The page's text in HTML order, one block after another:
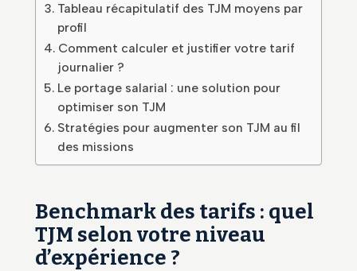
Tableau récapitulatif des TJM moyens par
profil
Comment calculer et justifier votre tarif
journalier ?
Le portage salarial : une solution pour
optimiser son TJM
Stratégies pour augmenter son TJM au fil
des missions
Benchmark des tarifs : quel
TJM selon votre niveau
d’expérience ?